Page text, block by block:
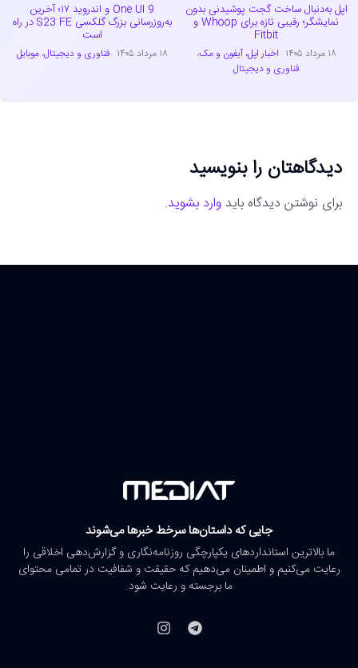
اپل به‌دنبال ساخت گجت پوشیدنی بدون
نمایشگر؛ رقیبی تازه برای Whoop و
Fitbit
۱۸ مرداد ۱۴۰۵ اخبار اپل، آیفون و مک،
فناوری و دیجیتال
One UI 9 و اندروید ۱۷؛ آخرین
به‌روزرسانی بزرگ گلکسی S23 FE در راه
است
۱۸ مرداد ۱۴۰۵ فناوری و دیجیتال،موبایل
دیدگاهتان را بنویسید
برای نوشتن دیدگاه باید وارد بشوید.
جایی که داستان‌ها سرخط خبرها می‌شوند
ما بالاترین استانداردهای یکپارچگی روزنامه‌نگاری و گزارش‌دهی اخلاقی را
رعایت می‌کنیم و اطمینان می‌دهیم که حقیقت و شفافیت در تمامی محتوای
ما برجسته و رعایت شود.